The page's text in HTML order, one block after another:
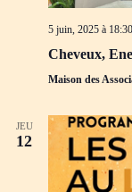
5 juin, 2025 à 18:30
Cheveux,
Maison des
JEU
12